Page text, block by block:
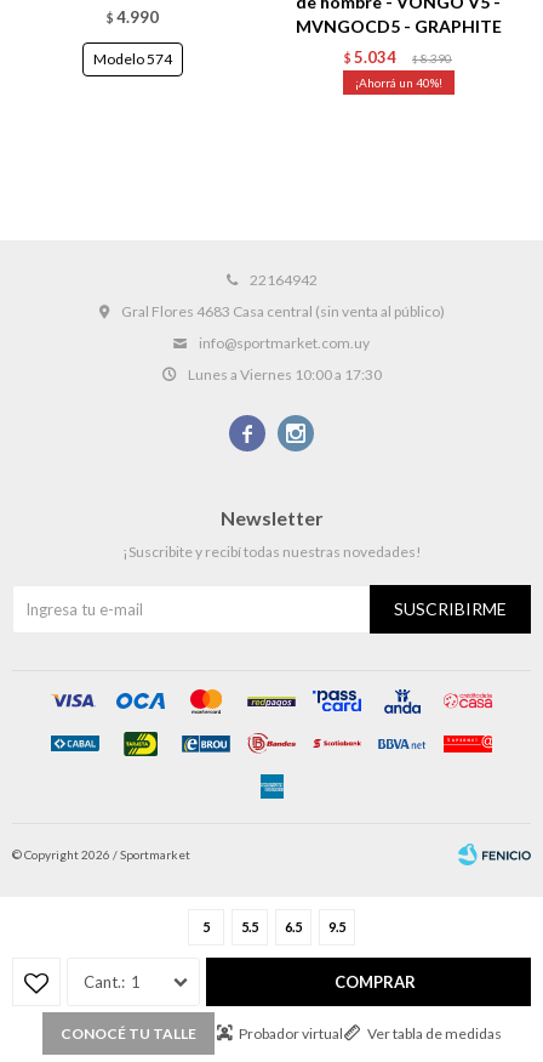
5 5.5 6.5 9.5
1 COMPRAR
CONOCÉ TU TALLE Probador virtual Ver tabla de medidas
$ 4.990
Modelo 574
MVNGOCD5 - GRAPHITE
$ 5.034 $ 8.390
40
22164942
Gral Flores 4683 Casa central (sin venta al público)
info@sportmarket.com.uy
Lunes a Viernes 10:00 a 17:30
 
Newsletter
¡Suscribite y recibí todas nuestras novedades!
SUSCRIBIRME
© Copyright 2026 / Sportmarket